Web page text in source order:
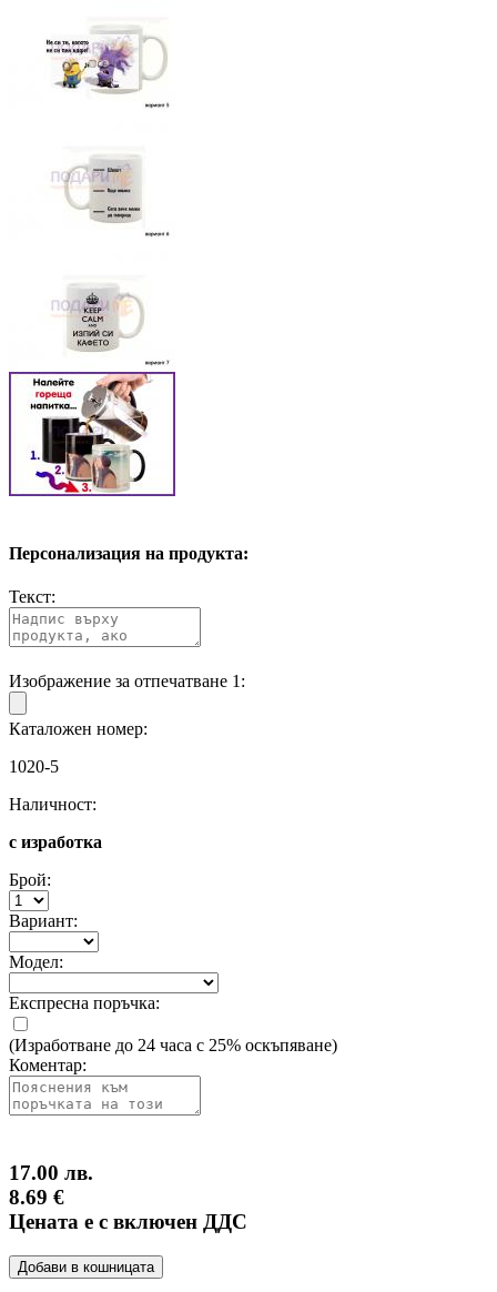
Персонализация на продукта:
Текст:
Изображение за отпечатване 1:
Каталожен номер:
1020-5
Наличност:
с изработка
Брой:
Вариант:
Модел:
Експресна поръчка:
(Изработване до 24 часа с 25% оскъпяване)
Коментар:
17.00 лв.
8.69 €
Цената е с включен ДДС
Добави в кошницата